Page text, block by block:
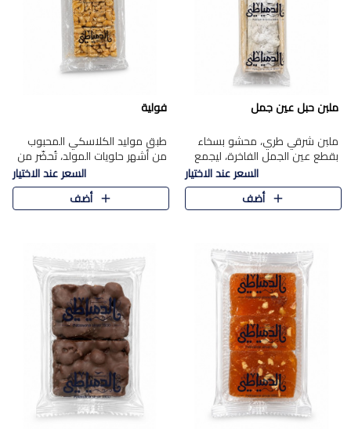
ملبن حبل عين جمل
ملبن شرقي طري، محشو بسخاء
بقطع عين الجمل الفاخرة، ليجمع
بين القوام الناعم وقرمشة الجوز
في مذاق شرقي أصيل.
السعر عند الاختيار
أضف
فولية
طبق موليد الكلاسكي المحبوب
من أشهر حلويات المولد، تُحضّر من
فول سوداني محمص بعناية
ومغلف بطبقة رقيقة من السكر
المكرمل، لتمنحك قرمشة أصيلة
السعر عند الاختيار
أضف